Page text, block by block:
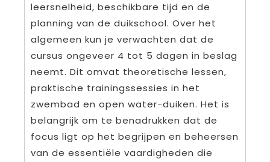
leersnelheid, beschikbare tijd en de
planning van de duikschool. Over het
algemeen kun je verwachten dat de
cursus ongeveer 4 tot 5 dagen in beslag
neemt. Dit omvat theoretische lessen,
praktische trainingssessies in het
zwembad en open water-duiken. Het is
belangrijk om te benadrukken dat de
focus ligt op het begrijpen en beheersen
van de essentiële vaardigheden die